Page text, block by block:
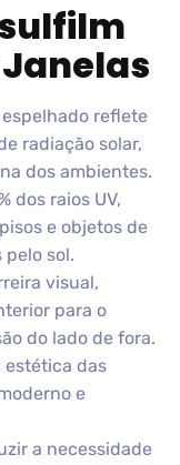
reflete
radiação solar,
dos ambientes.
dos raios UV,
e objetos de
sol.
visual,
para o
do lado de fora.
estética das
e
a necessidade